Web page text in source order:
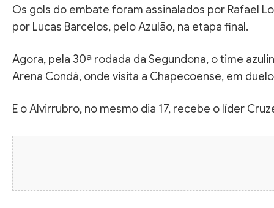
Os gols do embate foram assinalados por Rafael
por Lucas Barcelos, pelo Azulão, na etapa final.
Agora, pela 30ª rodada da Segundona, o time
Arena Condá, onde visita a Chapecoense, em
E o Alvirrubro, no mesmo dia 17, recebe o líder